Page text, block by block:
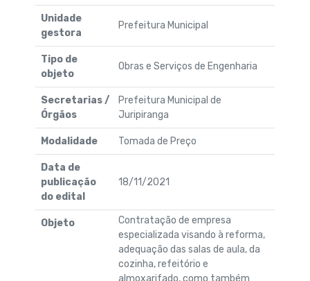
Unidade
gestora
Prefeitura Municipal
Tipo de
objeto
Obras e Serviços de Engenharia
Secretarias /
Órgãos
Prefeitura Municipal de
Juripiranga
Modalidade Tomada de Preço
Data de
publicação
do edital
18/11/2021
Objeto
Contratação de empresa
especializada visando à reforma,
adequação das salas de aula, da
cozinha, refeitório e
almoxarifado, como também